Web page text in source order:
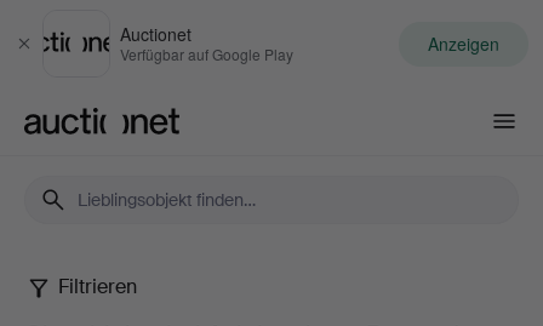
Schließen
Auctionet
Verfügbar auf Google Play Anzeigen
Glasobjekte
Filtrieren